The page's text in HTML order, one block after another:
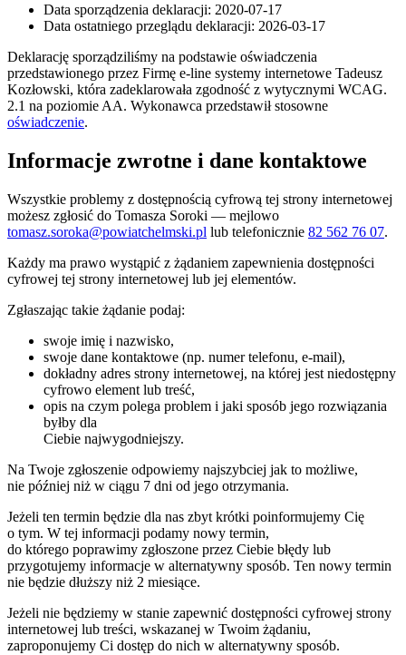
Data sporządzenia deklaracji: 2020-07-17
Data ostatniego przeglądu deklaracji: 2026-03-17
Deklarację sporządziliśmy na podstawie oświadczenia
przedstawionego przez Firmę e-line systemy internetowe Tadeusz
Kozłowski, która zadeklarowała zgodność z wytycznymi WCAG.
2.1 na poziomie AA. Wykonawca przedstawił stosowne
oświadczenie.
Informacje zwrotne i dane kontaktowe
Wszystkie problemy z dostępnością cyfrową tej strony internetowej
możesz zgłosić do Tomasza Soroki — mejlowo
tomasz.soroka@powiatchelmski.pl lub telefonicznie 82 562 76 07.
Każdy ma prawo wystąpić z żądaniem zapewnienia dostępności
cyfrowej tej strony internetowej lub jej elementów.
Zgłaszając takie żądanie podaj:
swoje imię i nazwisko,
swoje dane kontaktowe (np. numer telefonu, e-mail),
dokładny adres strony internetowej, na której jest niedostępny
cyfrowo element lub treść,
opis na czym polega problem i jaki sposób jego rozwiązania
byłby dla
Ciebie najwygodniejszy.
Na Twoje zgłoszenie odpowiemy najszybciej jak to możliwe,
nie później niż w ciągu 7 dni od jego otrzymania.
Jeżeli ten termin będzie dla nas zbyt krótki poinformujemy Cię
o tym. W tej informacji podamy nowy termin,
do którego poprawimy zgłoszone przez Ciebie błędy lub
przygotujemy informacje w alternatywny sposób. Ten nowy termin
nie będzie dłuższy niż 2 miesiące.
Jeżeli nie będziemy w stanie zapewnić dostępności cyfrowej strony
internetowej lub treści, wskazanej w Twoim żądaniu,
zaproponujemy Ci dostęp do nich w alternatywny sposób.